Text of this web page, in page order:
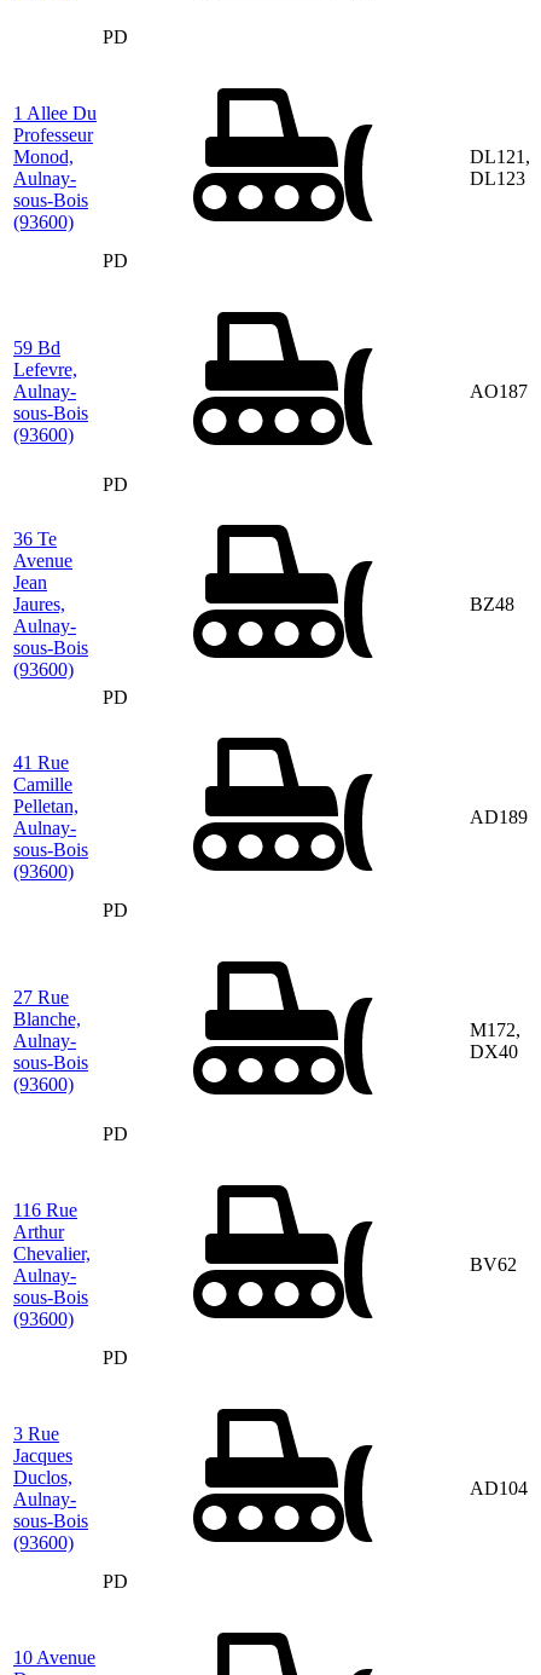
PD
1 Allee Du
Professeur
Monod,
Aulnay-
sous-Bois
(93600)
PD
DL121,
DL123
59 Bd
Lefevre,
Aulnay-
sous-Bois
(93600)
PD
AO187
36 Te
Avenue
Jean
Jaures,
Aulnay-
sous-Bois
(93600)
PD
BZ48
41 Rue
Camille
Pelletan,
Aulnay-
sous-Bois
(93600)
PD
AD189
27 Rue
Blanche,
Aulnay-
sous-Bois
(93600)
PD
M172,
DX40
116 Rue
Arthur
Chevalier,
Aulnay-
sous-Bois
(93600)
PD
BV62
3 Rue
Jacques
Duclos,
Aulnay-
sous-Bois
(93600)
PD
AD104
10 Avenue